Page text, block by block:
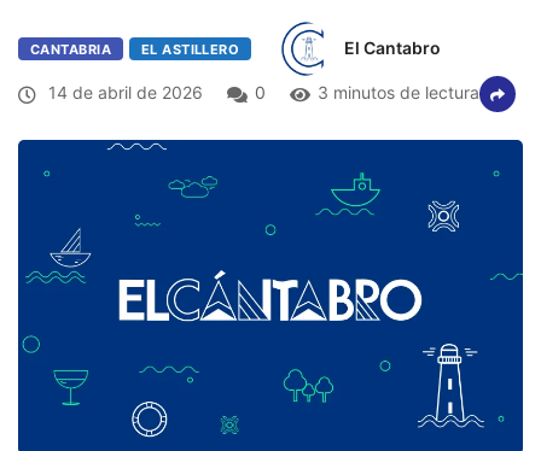
CANTABRIA EL ASTILLERO El Cantabro
14 de abril de 2026 0 3 minutos de lectura